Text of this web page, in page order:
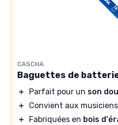
CASCHA
Baguettes de
＋ Parfait pour un son
＋
Convient aux musiciens
＋
Fabriquées en bois